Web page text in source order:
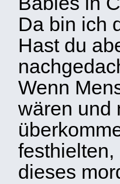
Da bin ich
Hast du
Wenn
wären und
dieses